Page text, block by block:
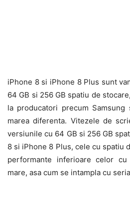
iPhone 8 si iPhone 8 Plus sunt
64 GB si 256 GB spatiu de
la producatori precum
marea diferenta. Vitezele de
versiunile cu 64 GB si 256 GB
8 si iPhone 8 Plus, cele cu spatiu
performante inferioare celor
mare, asa cum se intampla cu